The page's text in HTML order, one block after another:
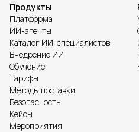
Продукты
Платформа
ИИ-агенты
Каталог ИИ-специалистов
Внедрение ИИ
Обучение
Тарифы
Методы поставки
Безопасность
Кейсы
Мероприятия